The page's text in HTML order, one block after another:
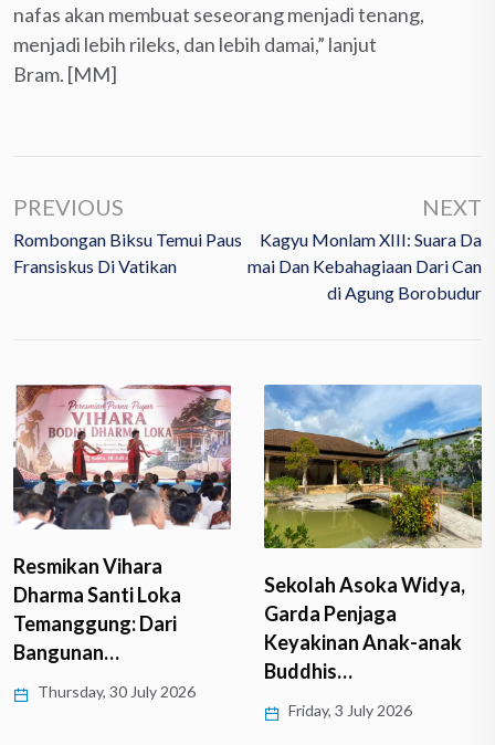
nafas akan membuat seseorang menjadi tenang,
menjadi lebih rileks, dan lebih damai,” lanjut
Bram. [MM]
PREVIOUS
Rombongan Biksu Temui Paus
Fransiskus Di Vatikan
NEXT
Kagyu Monlam XIII: Suara Da
Mai Dan Kebahagiaan Dari Can
Di Agung Borobudur
Resmikan Vihara
Dharma Santi Loka
Temanggung: Dari
Bangunan…
Thursday, 30 July 2026
Sekolah Asoka Widya,
Garda Penjaga
Keyakinan Anak-anak
Buddhis…
Friday, 3 July 2026